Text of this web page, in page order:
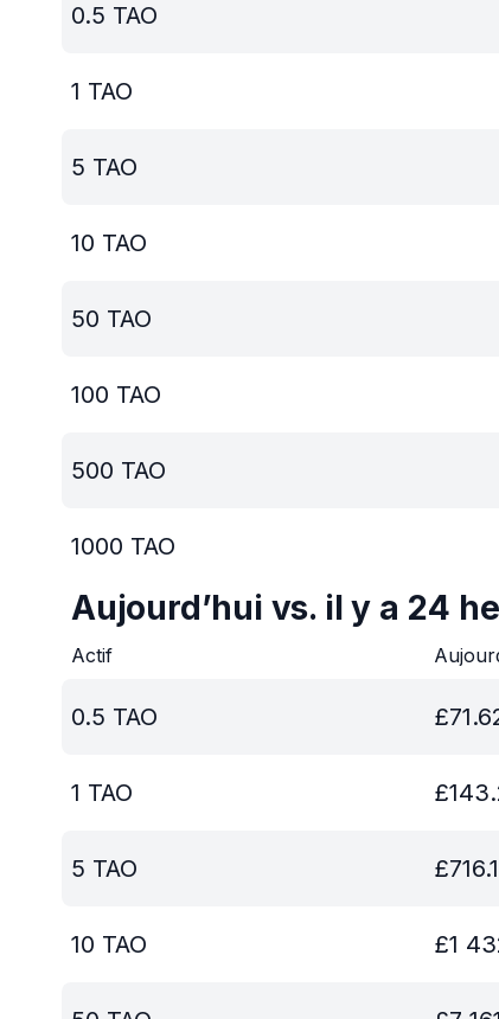
0.5 TAO
1 TAO
5 TAO
10 TAO
50 TAO
100 TAO
500 TAO
1000 TAO
Aujourd’hui vs. il y a 24
Actif
0.5 TAO £
1 TAO £
5 TAO £
10 TAO £1